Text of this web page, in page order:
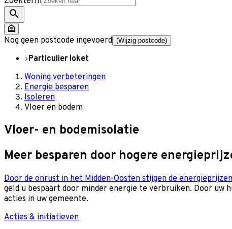
Nog geen postcode ingevoerd (Wijzig postcode)
Particulier loket
Woning verbeteringen
Energie besparen
Isoleren
Vloer en bodem
Vloer- en bodemisolatie
Meer besparen door hogere
Door de onrust in het Midden-Oosten stijgen de
geld u bespaart door minder energie te verbruiken. Door uw
acties in uw gemeente.
Acties & initiatieven